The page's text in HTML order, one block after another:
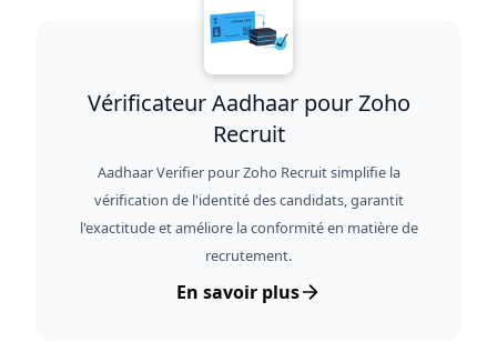
Vérificateur Aadhaar pour Zoho
Recruit
Aadhaar Verifier pour Zoho Recruit simplifie la
vérification de l'identité des candidats, garantit
l'exactitude et améliore la conformité en matière de
recrutement.
En savoir plus